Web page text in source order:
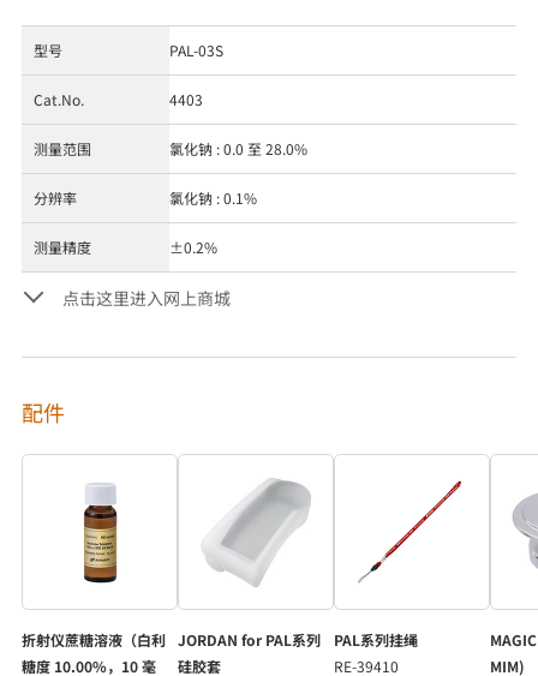
型号 PAL-03S
Cat.No. 4403
测量范围 氯化钠 : 0.0 至 28.0%
分辨率 氯化钠 : 0.1%
测量精度 ±0.2%
点击这里进入网上商城
配件
折射仪蔗糖溶液（白利
糖度 10.00%，10 毫
JORDAN for PAL系列
硅胶套
PAL系列挂绳
RE-39410
MIM)